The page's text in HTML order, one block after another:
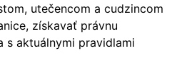
utečencom a cudzincom
získavať právnu
s aktuálnymi pravidlami